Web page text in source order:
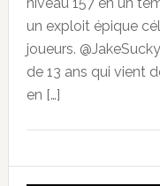
un exploit épique
joueurs.
de 13 ans qui vient
en […]